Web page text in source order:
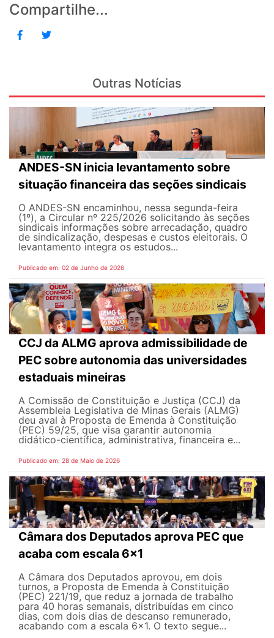
Compartilhe...
Outras Notícias
ANDES-SN inicia levantamento sobre
situação financeira das seções sindicais
O ANDES-SN encaminhou, nessa segunda-feira
(1º), a Circular nº 225/2026 solicitando às seções
sindicais informações sobre arrecadação, quadro
de sindicalização, despesas e custos eleitorais. O
levantamento integra os estudos...
Publicado em: 02 de Junho de 2026
CCJ da ALMG aprova admissibilidade de
PEC sobre autonomia das universidades
estaduais mineiras
A Comissão de Constituição e Justiça (CCJ) da
Assembleia Legislativa de Minas Gerais (ALMG)
deu aval à Proposta de Emenda à Constituição
(PEC) 59/25, que visa garantir autonomia
didático-científica, administrativa, financeira e...
Publicado em: 28 de Maio de 2026
Câmara dos Deputados aprova PEC que
acaba com escala 6x1
A Câmara dos Deputados aprovou, em dois
turnos, a Proposta de Emenda à Constituição
(PEC) 221/19, que reduz a jornada de trabalho
para 40 horas semanais, distribuídas em cinco
dias, com dois dias de descanso remunerado,
acabando com a escala 6x1. O texto segue...